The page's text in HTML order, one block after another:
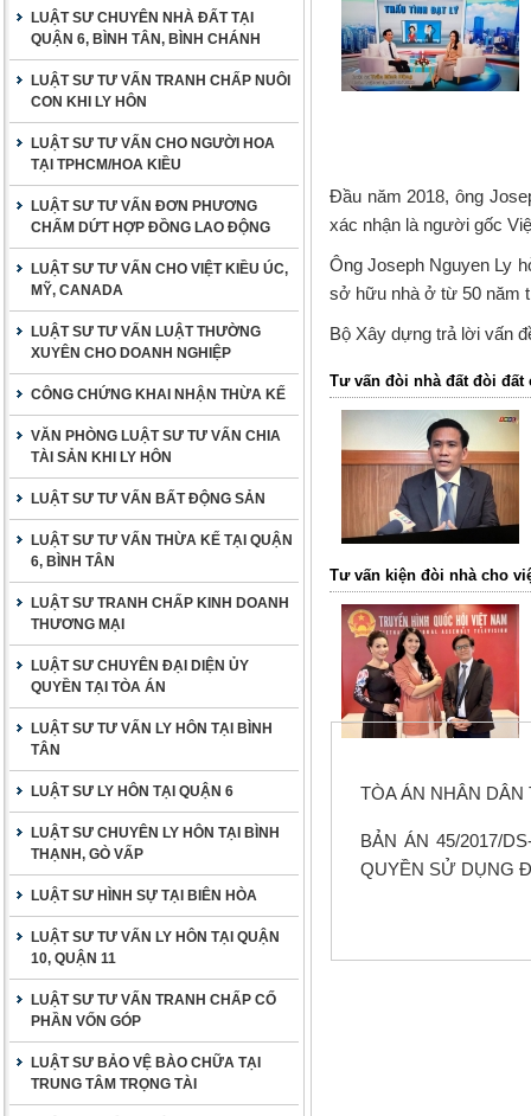
LUẬT SƯ CHUYÊN NHÀ ĐẤT TẠI
QUẬN 6, BÌNH TÂN, BÌNH CHÁNH
LUẬT SƯ TƯ VẤN TRANH CHẤP NUÔI
CON KHI LY HÔN
LUẬT SƯ TƯ VẤN CHO NGƯỜI HOA
TẠI TPHCM/HOA KIỀU
LUẬT SƯ TƯ VẤN ĐƠN PHƯƠNG
CHẤM DỨT HỢP ĐỒNG LAO ĐỘNG
LUẬT SƯ TƯ VẤN CHO VIỆT KIỀU ÚC,
MỸ, CANADA
LUẬT SƯ TƯ VẤN LUẬT THƯỜNG
XUYÊN CHO DOANH NGHIỆP
CÔNG CHỨNG KHAI NHẬN THỪA KẾ
VĂN PHÒNG LUẬT SƯ TƯ VẤN CHIA
TÀI SẢN KHI LY HÔN
LUẬT SƯ TƯ VẤN BẤT ĐỘNG SẢN
LUẬT SƯ TƯ VẤN THỪA KẾ TẠI QUẬN
6, BÌNH TÂN
LUẬT SƯ TRANH CHẤP KINH DOANH
THƯƠNG MẠI
LUẬT SƯ CHUYÊN ĐẠI DIỆN ỦY
QUYỀN TẠI TÒA ÁN
LUẬT SƯ TƯ VẤN LY HÔN TẠI BÌNH
TÂN
LUẬT SƯ LY HÔN TẠI QUẬN 6
LUẬT SƯ CHUYÊN LY HÔN TẠI BÌNH
THẠNH, GÒ VẤP
LUẬT SƯ HÌNH SỰ TẠI BIÊN HÒA
LUẬT SƯ TƯ VẤN LY HÔN TẠI QUẬN
10, QUẬN 11
LUẬT SƯ TƯ VẤN TRANH CHẤP CỐ
PHẦN VỐN GÓP
LUẬT SƯ BẢO VỆ BÀO CHỮA TẠI
TRUNG TÂM TRỌNG TÀI
Đầu năm 2018, ông
xác nhận là người gốc
Ông Joseph Nguyen Ly
sở hữu nhà ở từ 50 năm
Bộ Xây dựng trả lời vấn
Tư vấn đòi nhà đất đòi
Tư vấn kiện đòi nhà cho
TÒA ÁN NHÂN
BẢN ÁN 45/2017/
QUYỀN SỬ DỤNG